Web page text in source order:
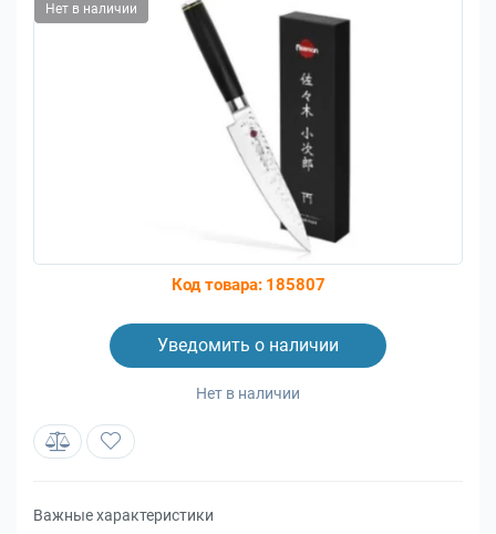
Нет в наличии
Код товара: 185807
Нет в наличии
Уведомить о наличии
Важные характеристики